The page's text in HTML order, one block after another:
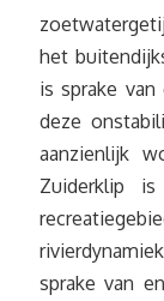
het
is sprake
deze
aanzienlijk
Zuiderklip
sprake van